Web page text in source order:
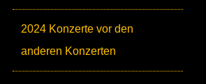
2024 Konzerte vor den
anderen Konzerten